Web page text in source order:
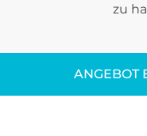
zu
ANGEBOT